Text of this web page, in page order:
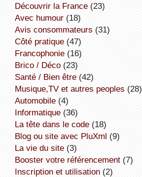
découvrir la France(23)
avec humour(18)
avis consommateurs (31)
côté pratique(47)
Francophonie(16)
Brico / Déco(23)
Santé / Bien être(42)
Musique,TV et autres peoples (28)
Automobile(4)
informatique(36)
la tête dans le code(18)
Blog ou site avec PluXml (9)
la vie du site(3)
booster votre référencement(7)
inscription et utilisation(2)